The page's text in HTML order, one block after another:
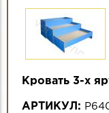
Кровать 3-х
АРТИКУЛ: